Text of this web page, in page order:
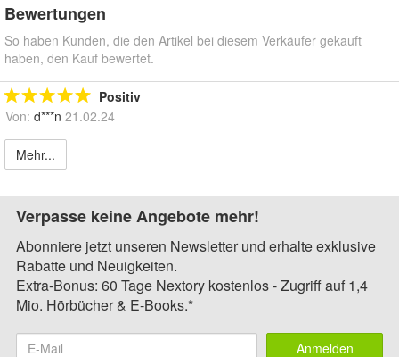
Bewertungen
So haben Kunden, die den Artikel bei diesem Verkäufer gekauft
haben, den Kauf bewertet.
Positiv
Von: d***n 21.02.24
Mehr...
Verpasse keine Angebote mehr!
Abonniere jetzt unseren Newsletter und erhalte exklusive
Rabatte und Neuigkeiten.
Extra-Bonus: 60 Tage Nextory kostenlos - Zugriff auf 1,4
Mio. Hörbücher & E-Books.*
Anmelden